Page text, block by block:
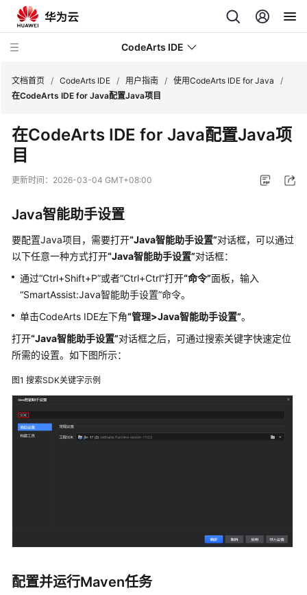
CodeArts IDE
新
品
绍
快
速
门
用
指
南
下
文档首页 / CodeArts IDE / 用户指南 / 使用CodeArts IDE for Java
/
在CodeArts IDE for Java配置Java项目
在CodeArts IDE for Java配置Java项
目
更新时间： 2026-03-04 GMT+08:00
Java智能助手设置
要配置Java项目，需要打开“Java智能助手设置”对话框，可以通过
以下任意一种方式打开“Java智能助手设置”对话框：
通过“Ctrl+Shift+P”或者“Ctrl+Ctrl”打开“命令”面板，输入
“SmartAssist:Java智能助手设置”命令。
单击CodeArts IDE左下角“管理>Java智能助手设置”。
打开“Java智能助手设置”对话框之后，可通过搜索关键字快速定位
所需的设置。如下图所示：
图1 搜索SDK关键字示例
配置并运行Maven任务